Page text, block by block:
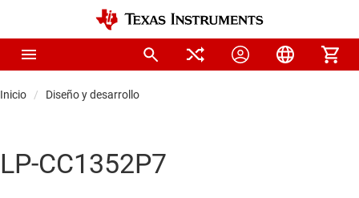
Inicio Diseño y desarrollo
LP-CC1352P7